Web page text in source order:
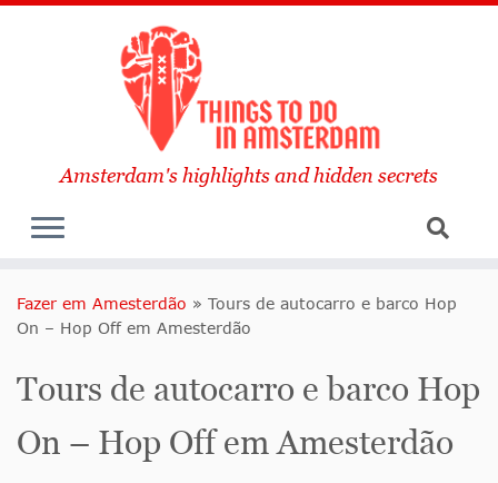
Amsterdam's highlights and hidden secrets
Fazer em Amesterdão » Tours de autocarro e barco Hop
On – Hop Off em Amesterdão
Tours de autocarro e barco Hop
On – Hop Off em Amesterdão